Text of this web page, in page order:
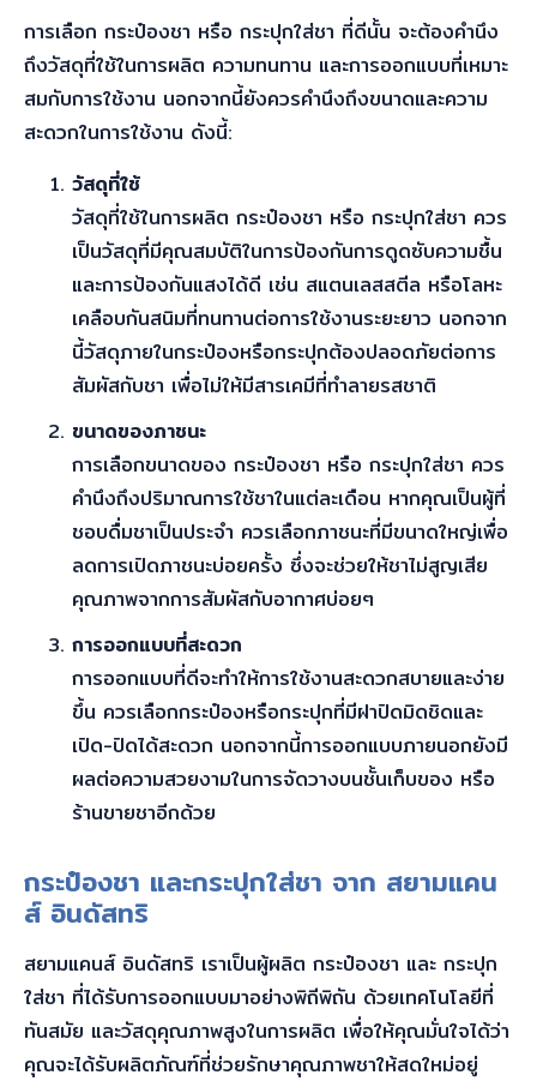
การเลือก กระป๋องชา หรือ กระปุกใส่ชา ที่ดีนั้น จะต้องคำนึง
ถึงวัสดุที่ใช้ในการผลิต ความทนทาน และการออกแบบที่เหมาะ
สมกับการใช้งาน นอกจากนี้ยังควรคำนึงถึงขนาดและความ
สะดวกในการใช้งาน ดังนี้:
วัสดุที่ใช้
วัสดุที่ใช้ในการผลิต กระป๋องชา หรือ กระปุกใส่ชา ควร
เป็นวัสดุที่มีคุณสมบัติในการป้องกันการดูดซับความชื้น
และการป้องกันแสงได้ดี เช่น สแตนเลสสตีล หรือโลหะ
เคลือบกันสนิมที่ทนทานต่อการใช้งานระยะยาว นอกจาก
นี้วัสดุภายในกระป๋องหรือกระปุกต้องปลอดภัยต่อการ
สัมผัสกับชา เพื่อไม่ให้มีสารเคมีที่ทำลายรสชาติ
ขนาดของภาชนะ
การเลือกขนาดของ กระป๋องชา หรือ กระปุกใส่ชา ควร
คำนึงถึงปริมาณการใช้ชาในแต่ละเดือน หากคุณเป็นผู้ที่
ชอบดื่มชาเป็นประจำ ควรเลือกภาชนะที่มีขนาดใหญ่เพื่อ
ลดการเปิดภาชนะบ่อยครั้ง ซึ่งจะช่วยให้ชาไม่สูญเสีย
คุณภาพจากการสัมผัสกับอากาศบ่อยๆ
การออกแบบที่สะดวก
การออกแบบที่ดีจะทำให้การใช้งานสะดวกสบายและง่าย
ขึ้น ควรเลือกกระป๋องหรือกระปุกที่มีฝาปิดมิดชิดและ
เปิด-ปิดได้สะดวก นอกจากนี้การออกแบบภายนอกยังมี
ผลต่อความสวยงามในการจัดวางบนชั้นเก็บของ หรือ
ร้านขายชาอีกด้วย
กระป๋องชา และกระปุกใส่ชา จาก สยามแคน
ส์ อินดัสทริ
สยามแคนส์ อินดัสทริ เราเป็นผู้ผลิต กระป๋องชา และ กระปุก
ใส่ชา ที่ได้รับการออกแบบมาอย่างพิถีพิถัน ด้วยเทคโนโลยีที่
ทันสมัย และวัสดุคุณภาพสูงในการผลิต เพื่อให้คุณมั่นใจได้ว่า
คุณจะได้รับผลิตภัณฑ์ที่ช่วยรักษาคุณภาพชาให้สดใหม่อยู่